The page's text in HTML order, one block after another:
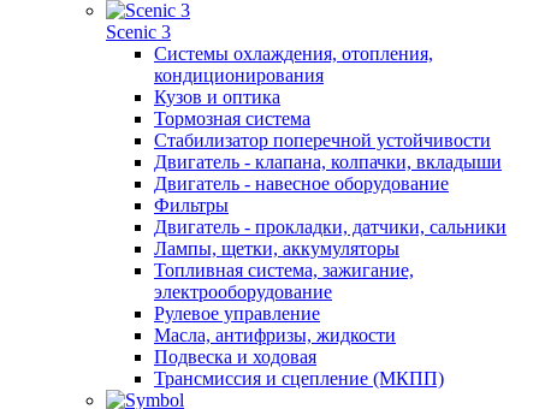
Scenic 3
Системы охлаждения, отопления,
кондиционирования
Кузов и оптика
Тормозная система
Стабилизатор поперечной устойчивости
Двигатель - клапана, колпачки, вкладыши
Двигатель - навесное оборудование
Фильтры
Двигатель - прокладки, датчики, сальники
Лампы, щетки, аккумуляторы
Топливная система, зажигание,
электрооборудование
Рулевое управление
Масла, антифризы, жидкости
Подвеска и ходовая
Трансмиссия и сцепление (МКПП)